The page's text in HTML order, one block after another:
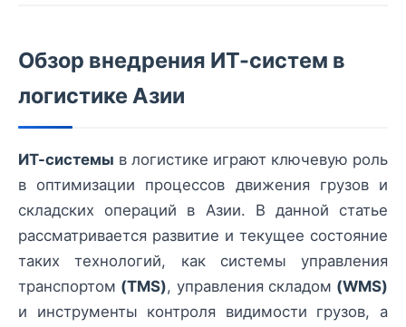
Обзор внедрения ИТ-систем в
логистике Азии
ИТ-системы в логистике играют ключевую роль
в оптимизации процессов движения грузов и
складских операций в Азии. В данной статье
рассматривается развитие и текущее состояние
таких технологий, как системы управления
транспортом (TMS), управления складом (WMS)
и инструменты контроля видимости грузов, а